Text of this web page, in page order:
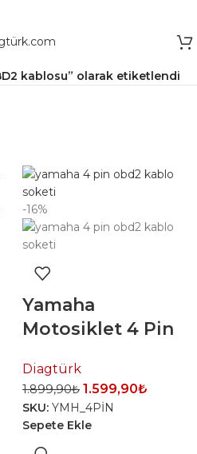
kablosu” olarak etiketlendi
-16%
Yamaha
Motosiklet 4 Pin
OBD2
Dönüştürücü
Soketi
Diagtürk
1.899,90₺ 1.599,90₺
SKU: YMH_4PİN
Sepete Ekle